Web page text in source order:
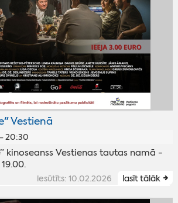
Vestienā
20:30
kinoseanss Vestienas tautas namā -
iesūtīts: 10.02.2026 lasīt tālāk